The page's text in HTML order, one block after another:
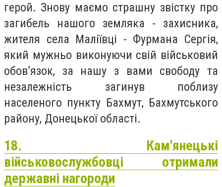
герой. Знову маємо страшну звістку про
загибель нашого земляка - захисника,
жителя села Маліївці - Фурмана Сергія,
який мужньо виконуючи свій військовий
обов’язок, за нашу з вами свободу та
незалежність загинув поблизу
населеного пункту Бахмут, Бахмутського
району, Донецької області.
18. Кам'янецькі
військовослужбовці отримали
державні нагороди